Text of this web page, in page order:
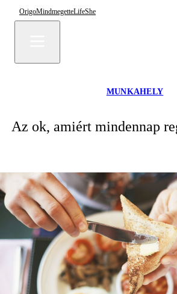
OrigoMindmegetteLifeShe
MUNKAHELY
Az ok, amiért mindennap